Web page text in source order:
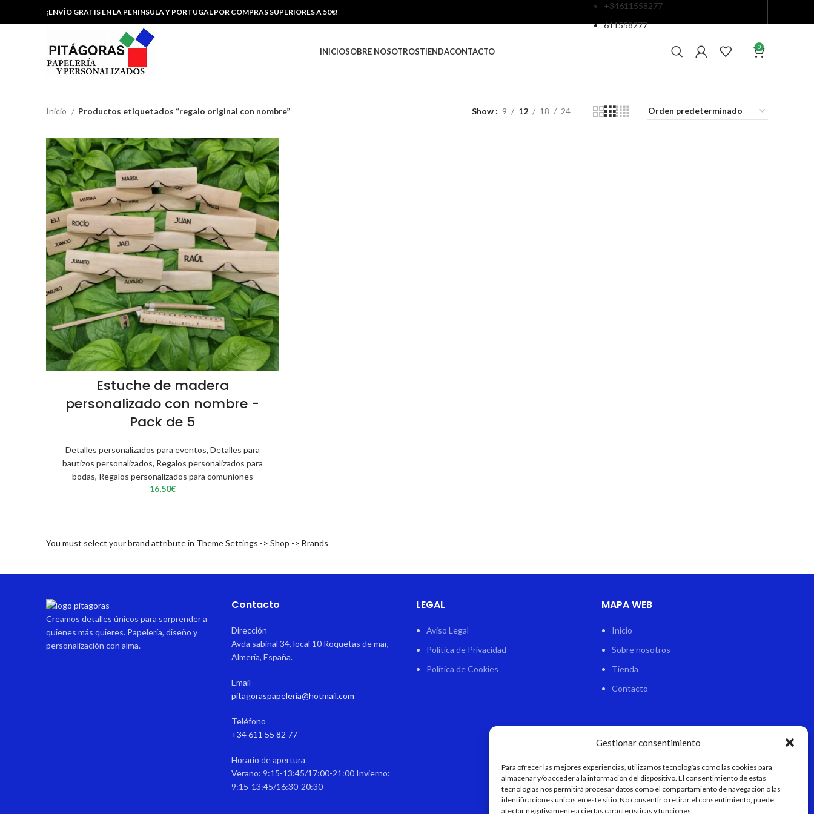
Gestionar consentimiento
Para ofrecer las mejores experiencias, utilizamos tecnologías como las cookies para
almacenar y/o acceder a la información del dispositivo. El consentimiento de estas
tecnologías nos permitirá procesar datos como el comportamiento de navegación o las
identificaciones únicas en este sitio. No consentir o retirar el consentimiento, puede
afectar negativamente a ciertas características y funciones.
¡ENVÍO GRATIS EN LA PENINSULA Y PORTUGAL POR COMPRAS SUPERIORES A 50€!
+34611558277
611558277
INICIOSOBRE NOSOTROSTIENDACONTACTO 0
Inicio Productos etiquetados “regalo original con nombre” Show 9 12 18 24
Estuche de madera
personalizado con nombre -
Pack de 5
Detalles personalizados para eventos, Detalles para
bautizos personalizados, Regalos personalizados para
bodas, Regalos personalizados para comuniones
16,50€
You must select your brand attribute in Theme Settings -> Shop -> Brands
Creamos detalles únicos para sorprender a
quienes más quieres. Papelería, diseño y
personalización con alma.
Contacto
Dirección
Avda sabinal 34, local 10 Roquetas de mar,
Almería, España.
Email
pitagoraspapeleria@hotmail.com
Teléfono
+34 611 55 82 77
Horario de apertura
Verano: 9:15-13:45/17:00-21:00 Invierno:
9:15-13:45/16:30-20:30
LEGAL
Aviso Legal
Política de Privacidad
Política de Cookies
MAPA WEB
Inicio
Sobre nosotros
Tienda
Contacto